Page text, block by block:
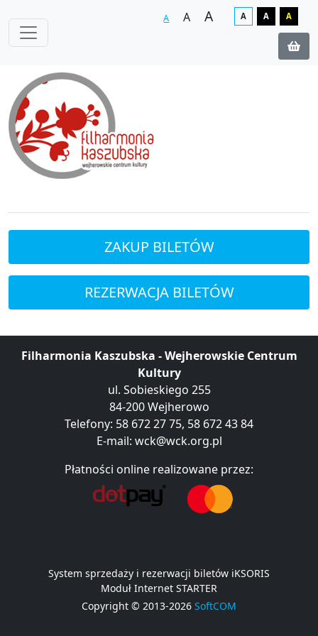
A A A A A A
Zakup biletów on-line
ZAKUP BILETÓW
REZERWACJA BILETÓW
Filharmonia Kaszubska - Wejherowskie Centrum
Kultury
ul. Sobieskiego 255
84-200 Wejherowo
Telefony: 58 672 27 75, 58 672 43 84
E-mail: wck@wck.org.pl
Płatności online realizowane przez:
System sprzedaży i rezerwacji biletów iKSORIS
Moduł Internet STARTER
Copyright © 2013-2026 SoftCOM